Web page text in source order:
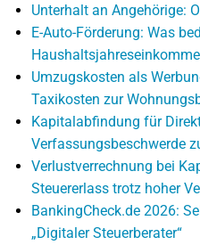
Unterhalt an Angehörige:
E-Auto-Förderung: Was
Umzugskosten als
Taxikosten zur
Kapitalabfindung für
Verfassungsbeschwerde
Verlustverrechnung bei
Steuererlass trotz hoher
BankingCheck.de 2026:
„Digitaler Steuerberater“